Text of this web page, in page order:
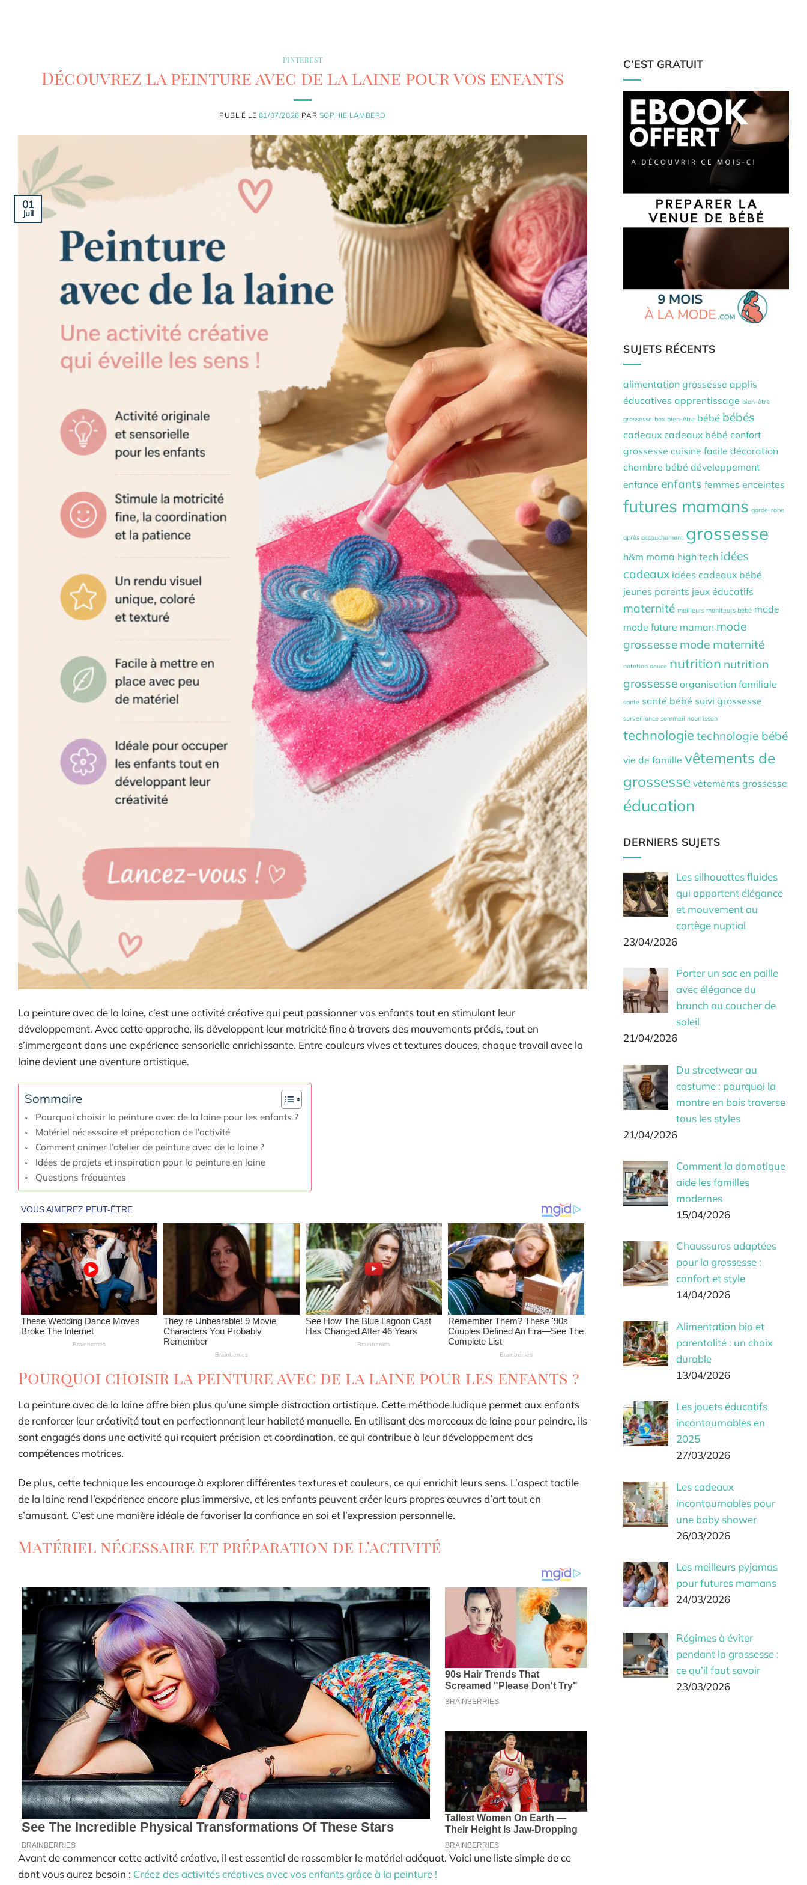
PINTEREST
Découvrez la peinture avec de la laine pour vos enfants
PUBLIÉ LE 01/07/2026 PAR SOPHIE LAMBERD
01
Juil
La peinture avec de la laine, c’est une activité créative qui peut passionner vos enfants tout en stimulant leur
développement. Avec cette approche, ils développent leur motricité fine à travers des mouvements précis, tout en
s’immergeant dans une expérience sensorielle enrichissante. Entre couleurs vives et textures douces, chaque travail avec la
laine devient une aventure artistique.
Sommaire
Pourquoi choisir la peinture avec de la laine pour les enfants ?
Matériel nécessaire et préparation de l’activité
Comment animer l’atelier de peinture avec de la laine ?
Idées de projets et inspiration pour la peinture en laine
Questions fréquentes
Pourquoi choisir la peinture avec de la laine pour les enfants ?
La peinture avec de la laine offre bien plus qu’une simple distraction artistique. Cette méthode ludique permet aux enfants
de renforcer leur créativité tout en perfectionnant leur habileté manuelle. En utilisant des morceaux de laine pour peindre, ils
sont engagés dans une activité qui requiert précision et coordination, ce qui contribue à leur développement des
compétences motrices.
De plus, cette technique les encourage à explorer différentes textures et couleurs, ce qui enrichit leurs sens. L’aspect tactile
de la laine rend l’expérience encore plus immersive, et les enfants peuvent créer leurs propres œuvres d’art tout en
s’amusant. C’est une manière idéale de favoriser la confiance en soi et l’expression personnelle.
Matériel nécessaire et préparation de l’activité
Avant de commencer cette activité créative, il est essentiel de rassembler le matériel adéquat. Voici une liste simple de ce
dont vous aurez besoin : Créez des activités créatives avec vos enfants grâce à la peinture !
C’EST GRATUIT
SUJETS RÉCENTS
alimentation grossesse applis
éducatives apprentissage bien-être
grossesse box bien-être bébé bébés
cadeaux cadeaux bébé confort
grossesse cuisine facile décoration
chambre bébé développement
enfance enfants femmes enceintes
futures mamans garde-robe
après accouchement grossesse
h&m mama high tech idées
cadeaux idées cadeaux bébé
jeunes parents jeux éducatifs
maternité meilleurs moniteurs bébé mode
mode future maman mode
grossesse mode maternité
natation douce nutrition nutrition
grossesse organisation familiale
santé santé bébé suivi grossesse
surveillance sommeil nourrisson
technologie technologie bébé
vie de famille vêtements de
grossesse vêtements grossesse
éducation
DERNIERS SUJETS
Les silhouettes fluides
qui apportent élégance
et mouvement au
cortège nuptial
23/04/2026
Porter un sac en paille
avec élégance du
brunch au coucher de
soleil
21/04/2026
Du streetwear au
costume : pourquoi la
montre en bois traverse
tous les styles
21/04/2026
Comment la domotique
aide les familles
modernes
15/04/2026
Chaussures adaptées
pour la grossesse :
confort et style
14/04/2026
Alimentation bio et
parentalité : un choix
durable
13/04/2026
Les jouets éducatifs
incontournables en
2025
27/03/2026
Les cadeaux
incontournables pour
une baby shower
26/03/2026
Les meilleurs pyjamas
pour futures mamans
24/03/2026
Régimes à éviter
pendant la grossesse :
ce qu’il faut savoir
23/03/2026